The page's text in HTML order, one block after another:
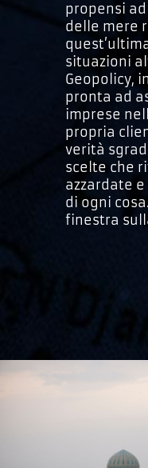
propensi
delle mere
situazioni
Geopolicy,
pronta ad
imprese
propria
verità
scelte che
azzardate
di ogni
finestra